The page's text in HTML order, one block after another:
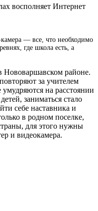
восполняет Интернет
— все, что необходимо
где школа есть, а
Нововаршавском районе.
за учителем
на расстоянии
заниматься стало
себе наставника и
в родном поселке,
для этого нужны
и видеокамера.